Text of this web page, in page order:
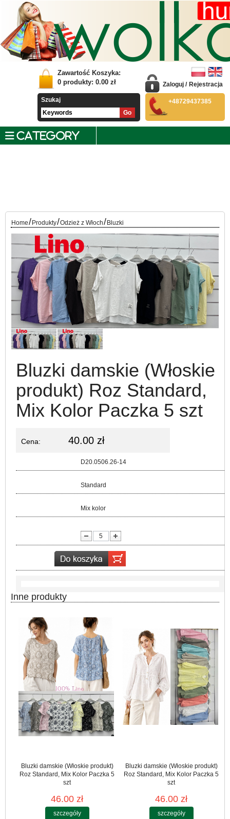
Zawartość Koszyka:
0 produkty: 0.00 zł
Szukaj
Zaloguj / Rejestracja
+48729437385
CATEGORY
Home/ Produkty/Odzież z Włoch/ Bluzki
Bluzki damskie (Włoskie
produkt) Roz Standard,
Mix Kolor Paczka 5 szt
Cena: 40.00 zł
D20.0506.26-14
Standard
Mix kolor
Inne produkty
Bluzki damskie (Włoskie produkt)
Roz Standard, Mix Kolor Paczka 5
szt
46.00 zł
szczegóły
Bluzki damskie (Włoskie produkt)
Roz Standard, Mix Kolor Paczka 5
szt
46.00 zł
szczegóły